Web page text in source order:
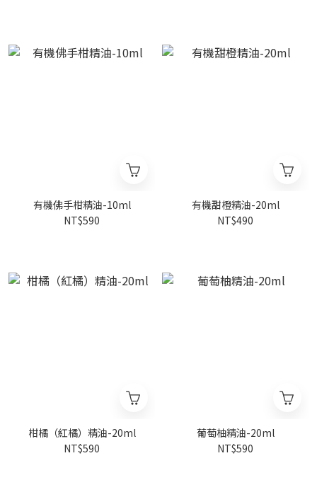
有機佛手柑精油-10ml
NT$590
有機甜橙精油-20ml
NT$490
柑橘（紅橘）精油-20ml
NT$590
葡萄柚精油-20ml
NT$590